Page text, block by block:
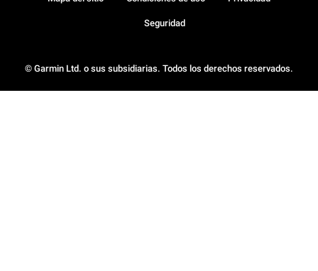
© Garmin Ltd. o sus subsidiarias. Todos los derechos reservados.
Seguridad